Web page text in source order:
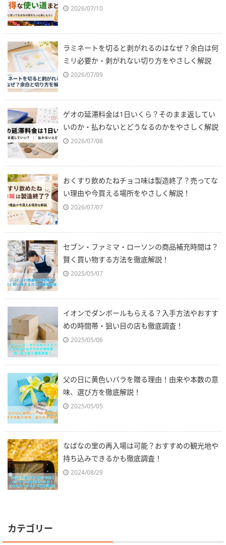
2026/07/10
ラミネートを切ると剥がれるのはなぜ？余白は何
ミリ必要か・剥がれない切り方をやさしく解説
2026/07/09
ゲオの延滞料金は1日いくら？そのまま返してい
いのか・払わないとどうなるのかをやさしく解説
2026/07/08
おくすり飲めたねチョコ味は製造終了？売ってな
い理由や今買える場所をやさしく解説！
2026/07/07
セブン・ファミマ・ローソンの商品補充時間は？
賢く買い物する方法を徹底解説！
2025/05/07
イオンでダンボールもらえる？入手方法やおすす
めの時間帯・狙い目の店も徹底調査！
2025/05/06
父の日に黄色いバラを贈る理由！由来や本数の意
味、選び方を徹底解説！
2025/05/05
なばなの里の再入場は可能？おすすめの観光地や
持ち込みできるかも徹底調査！
2024/08/29
カテゴリー